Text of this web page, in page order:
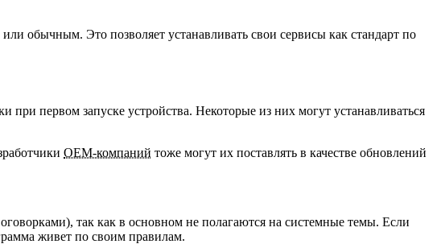
обычным. Это позволяет устанавливать свои сервисы как стандарт по
первом запуске устройства. Некоторые из них могут устанавливаться
OEM-компаний тоже могут их поставлять в качестве обновлений
так как в основном не полагаются на системные темы. Если
живет по своим правилам.